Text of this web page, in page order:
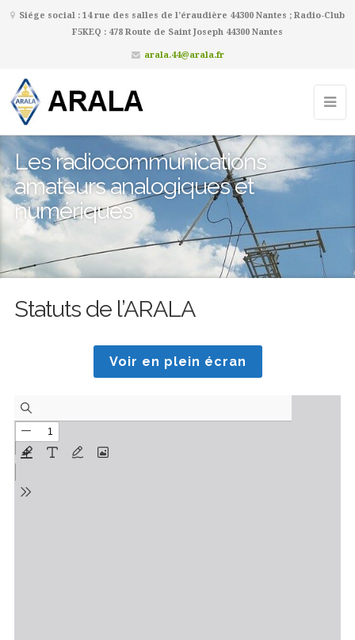
Siége social : 14 rue des salles de l’éraudière 44300 Nantes ; Radio-Club
F5KEQ : 478 Route de Saint Joseph 44300 Nantes
arala.44@arala.fr
Les radiocommunications
amateurs analogiques et
numériques
Statuts de l’ARALA
Voir en plein écran